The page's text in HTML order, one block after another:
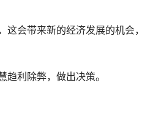
这会带来新的经济发展的机
利除弊，做出决策。